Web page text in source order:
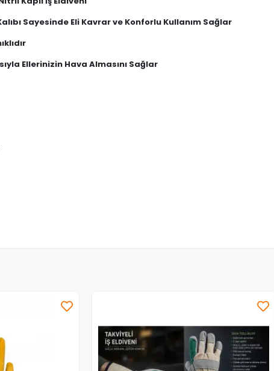
Sayesinde Eli Kavrar ve Konforlu Kullanım Sağlar
Ellerinizin Hava Almasını Sağlar